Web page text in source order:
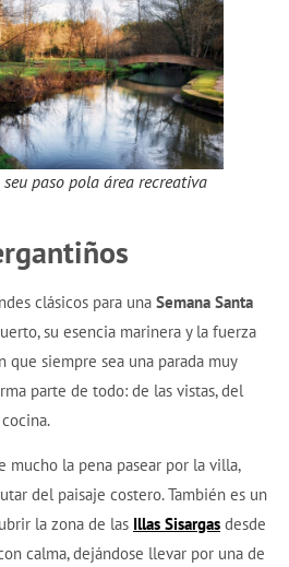
paso pola área recreativa
clásicos para una Semana Santa
su esencia marinera y la fuerza
siempre sea una parada muy
parte de todo: de las vistas, del
mucho la pena pasear por la villa,
del paisaje costero. También es un
la zona de las Illas Sisargas desde
calma, dejándose llevar por una de